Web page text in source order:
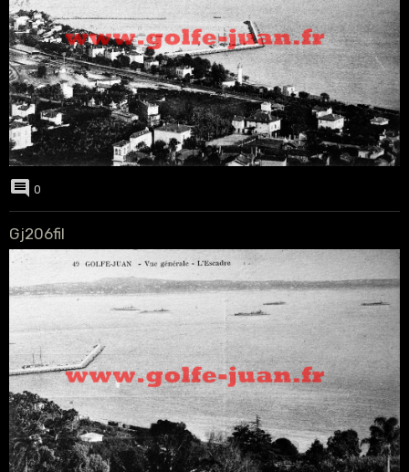
0
Gj206fil